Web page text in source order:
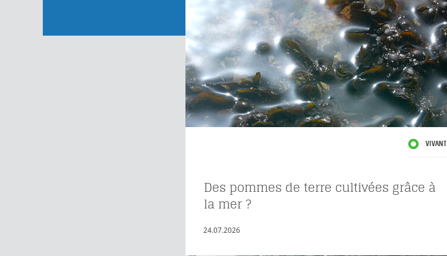
VIVANT
Des pommes de terre cultivées grâce à
la mer ?
24.07.2026